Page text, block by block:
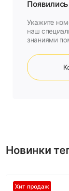
Укажите
наш
знаниями
Новинки
Хит продаж